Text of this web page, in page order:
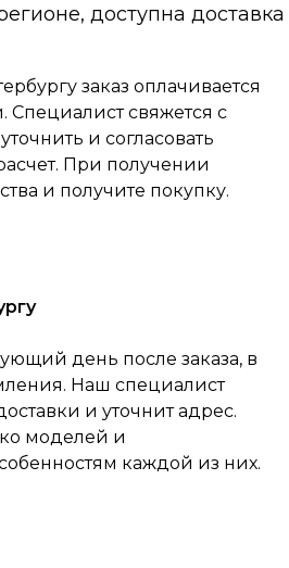
доступна
заказ оплачивается
свяжется с
и согласовать
При получении
и получите покупку.
день после заказа, в
Наш специалист
и уточнит адрес.
моделей и
каждой из них.